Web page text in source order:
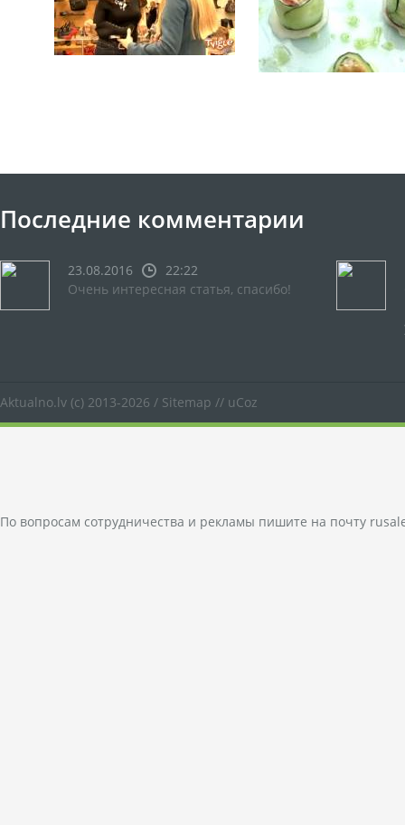
Последние комментарии
23.08.2016
22:22
Очень интересная статья, спасибо!
Aktualno.lv (c) 2013-2026 / Sitemap // uCoz
По вопросам сотрудничества и рекламы пишите на почту